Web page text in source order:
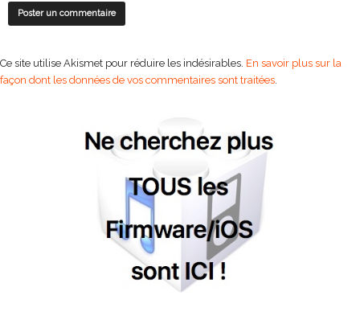
Ce site utilise Akismet pour réduire les indésirables. En savoir plus sur la
façon dont les données de vos commentaires sont traitées.